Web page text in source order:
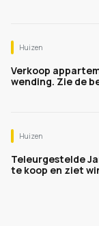
Huizen
Verkoop
wending. Zie de
Huizen
Teleurgestelde
te koop en ziet